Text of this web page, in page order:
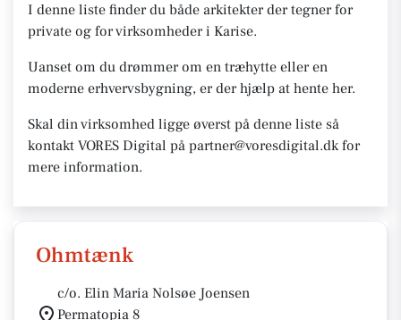
I denne liste finder du både arkitekter der tegner for
private og for virksomheder i Karise.
Uanset om du drømmer om en træhytte eller en
moderne erhvervsbygning, er der hjælp at hente her.
Skal din virksomhed ligge øverst på denne liste så
kontakt VORES Digital på partner@voresdigital.dk for
mere information.
Ohmtænk
c/o. Elin Maria Nolsøe Joensen
Permatopia 8